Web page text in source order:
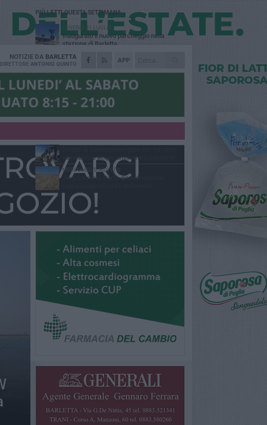
APP
NOTIZIE DA BARLETTA
DIRETTORE ANTONIO QUINTO
PIÙ LETTI QUESTA SETTIMANA
VENERDÌ 31 LUGLIO
Inaugurato il nuovo parcheggio nella
stazione di Barletta
MERCOLEDÌ 5 AGOSTO
Barletta piange Gioacchino Dagnello:
64enne barlettano investito all'alba a Trani
GIOVEDÌ 30 LUGLIO
gioielleria, banditi in fuga
Beni confiscati alla mafia. Nasce il servizio
VENERDÌ 31 LUGLIO
balneabili le acque antistanti il Canale H
MERCOLEDÌ 5 AGOSTO
Jova Summer Party, giovedì mattina